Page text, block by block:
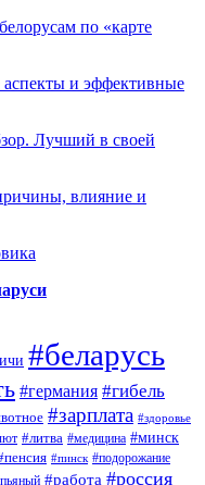
по «карте
и эффективные
Лучший в своей
влияние и
#беларусь
#германия #гибель
#зарплата #здоровье
#литва #медицина #минск
#пинск #подорожание
#работа #россия